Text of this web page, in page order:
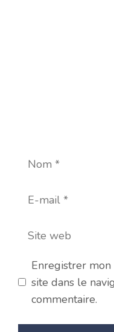
Nom
E-
Site
Enregistrer
site dans le
commentaire.